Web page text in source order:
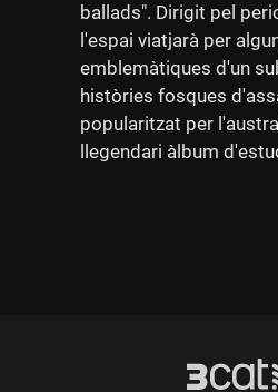
ballads". Dirigit pel
l'espai viatjarà per
emblemàtiques d'un
històries fosques
popularitzat per
llegendari àlbum